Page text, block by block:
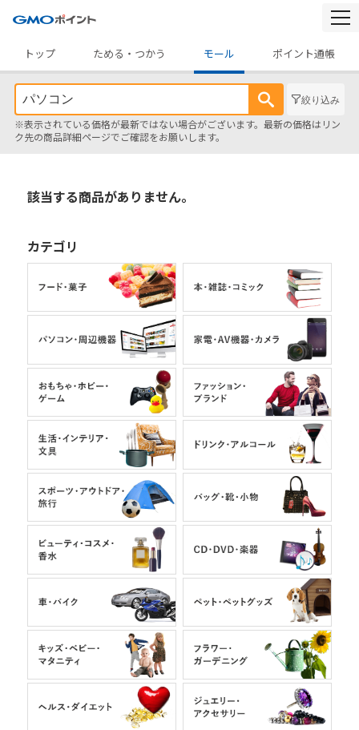
トップ
ためる・つかう モール ポイント通帳
絞り込み
※表示されている価格が最新ではない場合がございます。最新の価格はリン
ク先の商品詳細ページでご確認をお願いします。
該当する商品がありません。
カテゴリ